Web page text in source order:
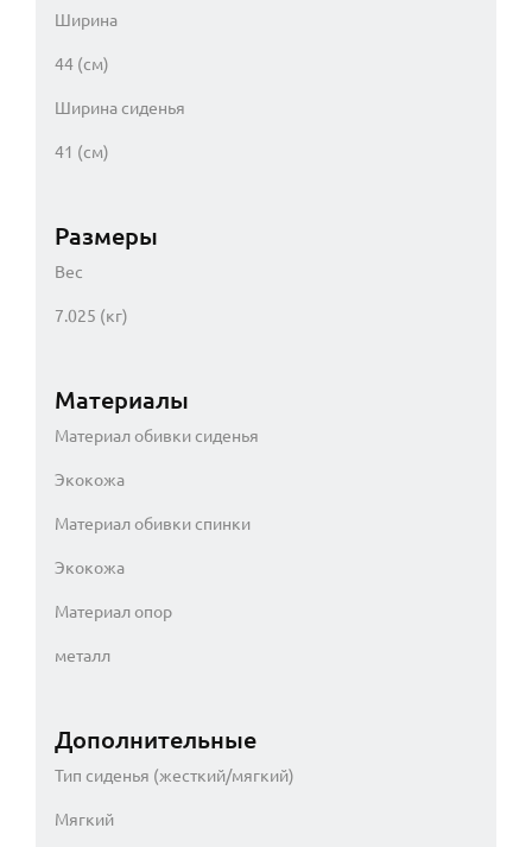
Ширина
44 (см)
Ширина сиденья
41 (см)
Размеры
Вес
7.025 (кг)
Материалы
Материал обивки сиденья
Экокожа
Материал обивки спинки
Экокожа
Материал опор
металл
Дополнительные
Тип сиденья (жесткий/мягкий)
Мягкий